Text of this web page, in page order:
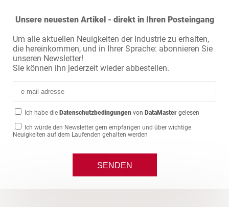
Unsere neuesten Artikel - direkt in Ihren Posteingang
Um alle aktuellen Neuigkeiten der Industrie zu erhalten,
die hereinkommen, und in Ihrer Sprache: abonnieren Sie
unseren Newsletter!
Sie können ihn jederzeit wieder abbestellen.
Ich habe die Datenschutzbedingungen von DataMaster gelesen
Ich würde den Newsletter gern empfangen und über wichtige
Neuigkeiten auf dem Laufenden gehalten werden